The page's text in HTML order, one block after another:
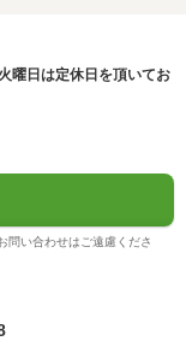
曜日は定休日を頂いてお
問い合わせはご遠慮くださ